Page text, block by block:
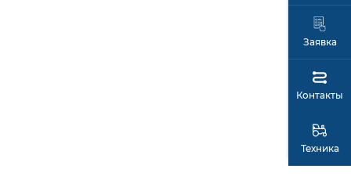
Заявка
Техника
Контакты